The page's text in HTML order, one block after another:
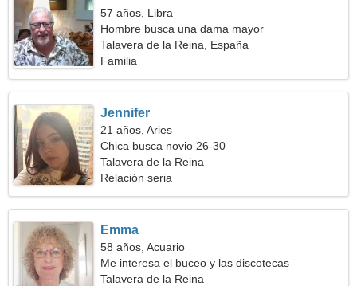
57 años, Libra
Hombre busca una dama mayor
Talavera de la Reina, España
Familia
Jennifer
21 años, Aries
Chica busca novio 26-30
Talavera de la Reina
Relación seria
Emma
58 años, Acuario
Me interesa el buceo y las discotecas
Talavera de la Reina